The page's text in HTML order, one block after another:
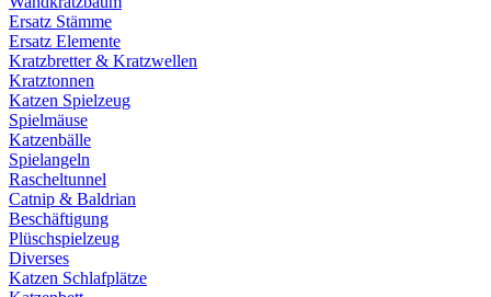
Ersatz Stämme
Ersatz Elemente
Kratzbretter & Kratzwellen
Kratztonnen
Katzen Spielzeug
Spielmäuse
Katzenbälle
Spielangeln
Rascheltunnel
Catnip & Baldrian
Beschäftigung
Plüschspielzeug
Diverses
Katzen Schlafplätze